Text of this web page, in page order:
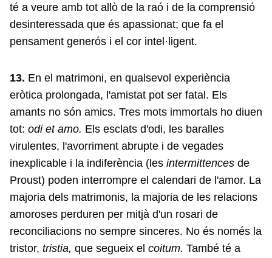
té a veure amb tot allò de la raó i de la comprensió
desinteressada que és apassionat; que fa el
pensament generós i el cor intel·ligent.
13. En el matrimoni, en qualsevol experiència
eròtica prolongada, l'amistat pot ser fatal. Els
amants no són amics. Tres mots immortals ho diuen
tot: odi et amo. Els esclats d'odi, les baralles
virulentes, l'avorriment abrupte i de vegades
inexplicable i la indiferència (les intermittences de
Proust) poden interrompre el calendari de l'amor. La
majoria dels matrimonis, la majoria de les relacions
amoroses perduren per mitjà d'un rosari de
reconciliacions no sempre sinceres. No és només la
tristor, tristia, que segueix el coitum. També té a